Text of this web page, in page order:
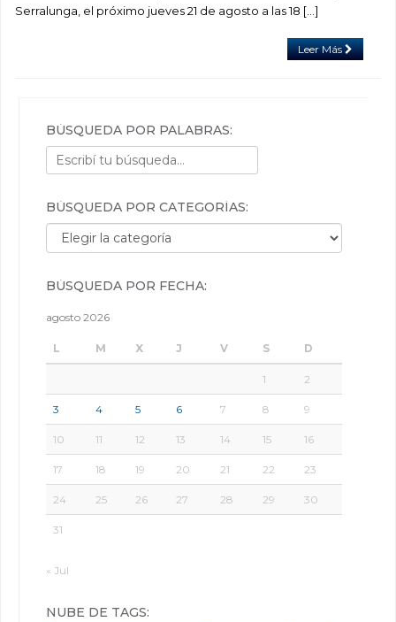
Serralunga, el próximo jueves 21 de agosto a las 18 […]
Leer Más
BÚSQUEDA POR PALABRAS:
BÚSQUEDA POR CATEGORÍAS:
Búsqueda por categorías:
BÚSQUEDA POR FECHA:
agosto 2026
L M X J V S D
1 2
3 4 5 6 7 8 9
10 11 12 13 14 15 16
17 18 19 20 21 22 23
24 25 26 27 28 29 30
31
« Jul
NUBE DE TAGS: